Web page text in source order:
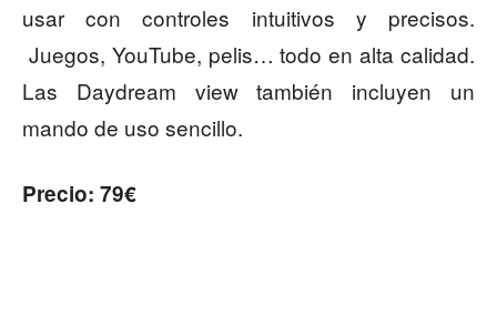
usar con controles intuitivos y precisos.
Juegos, YouTube, pelis… todo en alta calidad.
Las Daydream view también incluyen un
mando de uso sencillo.
Precio: 79€